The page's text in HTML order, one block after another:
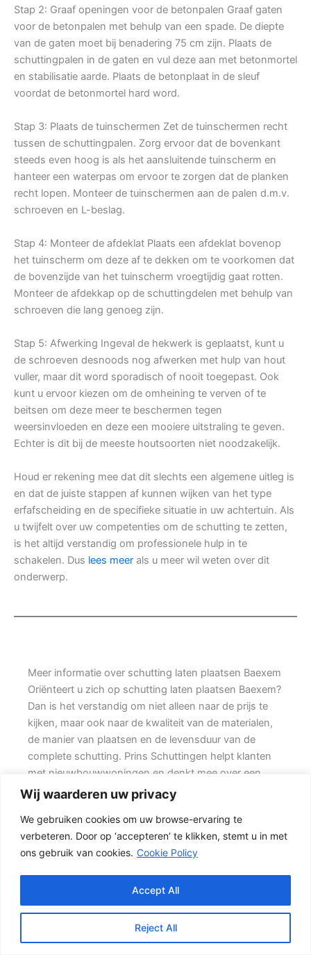
Wij waarderen uw privacy
We gebruiken cookies om uw browse-ervaring te
verbeteren. Door op ‘accepteren’ te klikken, stemt u in met
ons gebruik van cookies. Cookie Policy
Reject All
Accept All
Stap 2: Graaf openingen voor de betonpalen Graaf gaten
voor de betonpalen met behulp van een spade. De diepte
van de gaten moet bij benadering 75 cm zijn. Plaats de
schuttingpalen in de gaten en vul deze aan met betonmortel
en stabilisatie aarde. Plaats de betonplaat in de sleuf
voordat de betonmortel hard word.
Stap 3: Plaats de tuinschermen Zet de tuinschermen recht
tussen de schuttingpalen. Zorg ervoor dat de bovenkant
steeds even hoog is als het aansluitende tuinscherm en
hanteer een waterpas om ervoor te zorgen dat de planken
recht lopen. Monteer de tuinschermen aan de palen d.m.v.
schroeven en L-beslag.
Stap 4: Monteer de afdeklat Plaats een afdeklat bovenop
het tuinscherm om deze af te dekken om te voorkomen dat
de bovenzijde van het tuinscherm vroegtijdig gaat rotten.
Monteer de afdekkap op de schuttingdelen met behulp van
schroeven die lang genoeg zijn.
Stap 5: Afwerking Ingeval de hekwerk is geplaatst, kunt u
de schroeven desnoods nog afwerken met hulp van hout
vuller, maar dit word sporadisch of nooit toegepast. Ook
kunt u ervoor kiezen om de omheining te verven of te
beitsen om deze meer te beschermen tegen
weersinvloeden en deze een mooiere uitstraling te geven.
Echter is dit bij de meeste houtsoorten niet noodzakelijk.
Houd er rekening mee dat dit slechts een algemene uitleg is
en dat de juiste stappen af kunnen wijken van het type
erfafscheiding en de specifieke situatie in uw achtertuin. Als
u twijfelt over uw competenties om de schutting te zetten,
is het altijd verstandig om professionele hulp in te
schakelen. Dus lees meer als u meer wil weten over dit
onderwerp.
Meer informatie over schutting laten plaatsen Baexem
Oriënteert u zich op schutting laten plaatsen Baexem?
Dan is het verstandig om niet alleen naar de prijs te
kijken, maar ook naar de kwaliteit van de materialen,
de manier van plaatsen en de levensduur van de
complete schutting. Prins Schuttingen helpt klanten
met nieuwbouwwoningen en denkt mee over een
onderhoudsvriendelijke oplossing.
Een nette tuinafscheiding vraagt om meer dan alleen
een paar schermen en palen. Wilt u vooral een luxe
uitstraling, dan kan een hout-beton schutting met
hoge betonplaat of zwarte accenten goed passen.
Daarom is persoonlijk advies vaak beter dan alleen
online een standaardprijs bekijken.